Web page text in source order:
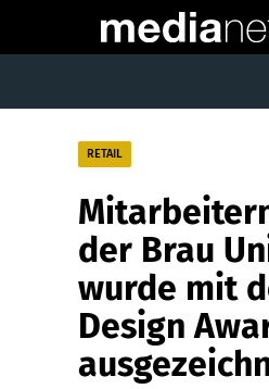
RETAIL
der Brau
wurde mit
Design